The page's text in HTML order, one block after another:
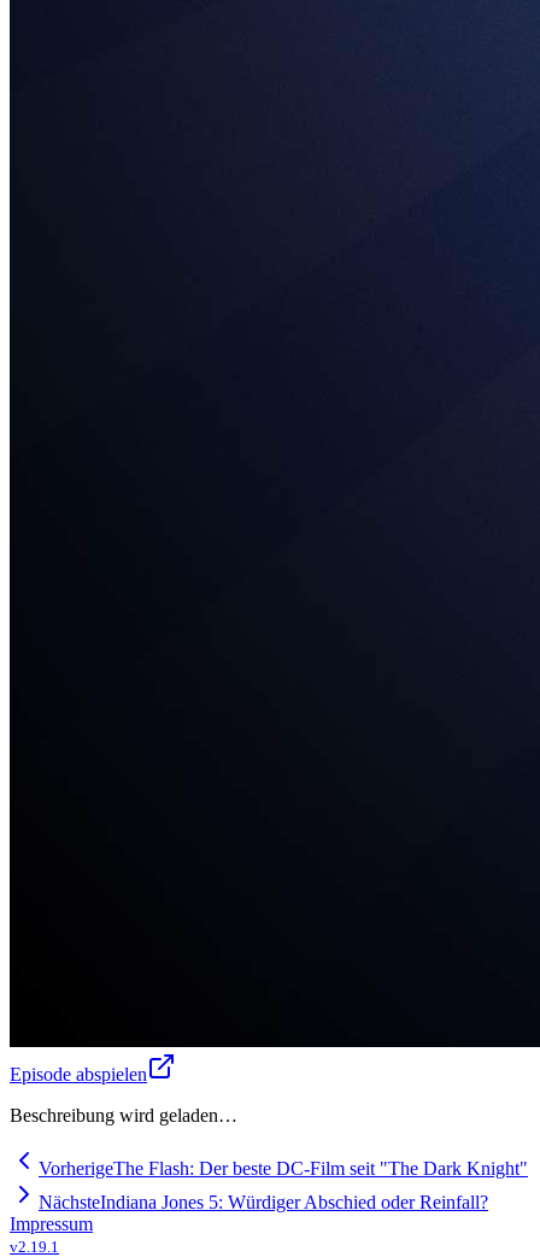
Episode abspielen
Beschreibung wird geladen…
VorherigeThe Flash: Der beste DC-Film seit "The Dark Knight"
NächsteIndiana Jones 5: Würdiger Abschied oder Reinfall?
Impressum
v2.19.1